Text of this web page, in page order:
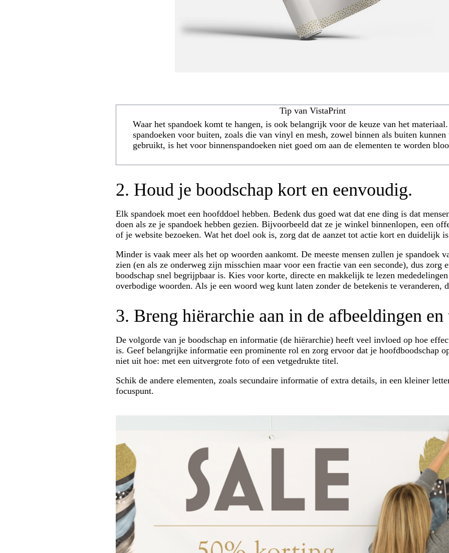
Tip van VistaPrint
Waar het spandoek komt te hangen, is ook belangrijk voor de keuze van het
spandoeken voor buiten, zoals die van vinyl en mesh, zowel binnen als buiten kunnen
gebruikt, is het voor binnenspandoeken niet goed om aan de elementen te worden
2. Houd je boodschap kort en eenvoudig.
Elk spandoek moet een hoofddoel hebben. Bedenk dus goed wat dat ene ding is dat
doen als ze je spandoek hebben gezien. Bijvoorbeeld dat ze je winkel binnenlopen, een
of je website bezoeken. Wat het doel ook is, zorg dat de aanzet tot actie kort en duidelijk
Minder is vaak meer als het op woorden aankomt. De meeste mensen zullen je spandoek
zien (en als ze onderweg zijn misschien maar voor een fractie van een seconde), dus zorg
boodschap snel begrijpbaar is. Kies voor korte, directe en makkelijk te lezen
overbodige woorden. Als je een woord weg kunt laten zonder de betekenis te veranderen,
3. Breng hiërarchie aan in de afbeeldingen en
De volgorde van je boodschap en informatie (de hiërarchie) heeft veel invloed op hoe
is. Geef belangrijke informatie een prominente rol en zorg ervoor dat je hoofdboodschap
niet uit hoe: met een uitvergrote foto of een vetgedrukte titel.
Schik de andere elementen, zoals secundaire informatie of extra details, in een kleiner
focuspunt.